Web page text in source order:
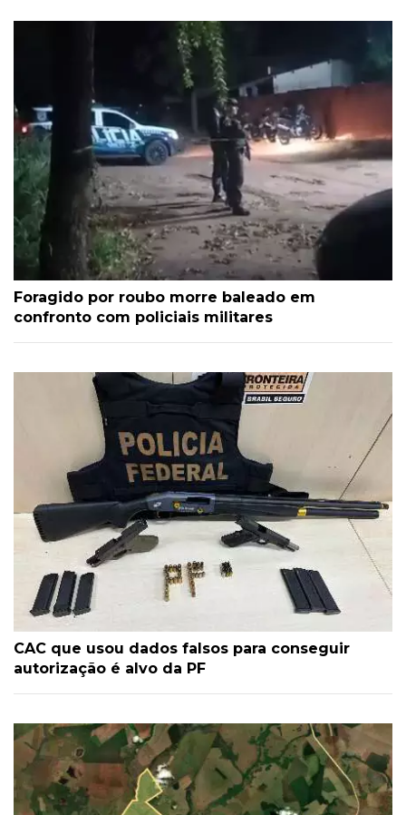
Foragido por roubo morre baleado em
confronto com policiais militares
CAC que usou dados falsos para conseguir
autorização é alvo da PF